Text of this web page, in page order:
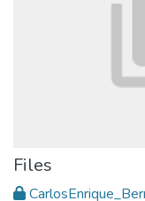
Files